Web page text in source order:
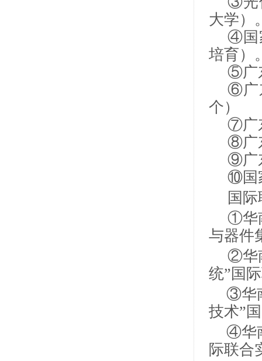
大学）
④国
培育）
⑤广
⑥广
个）
⑦广
⑧广
⑨广
⑩国
国
①华
与器件
②华
统”国
③华
技术”
④华
际联合